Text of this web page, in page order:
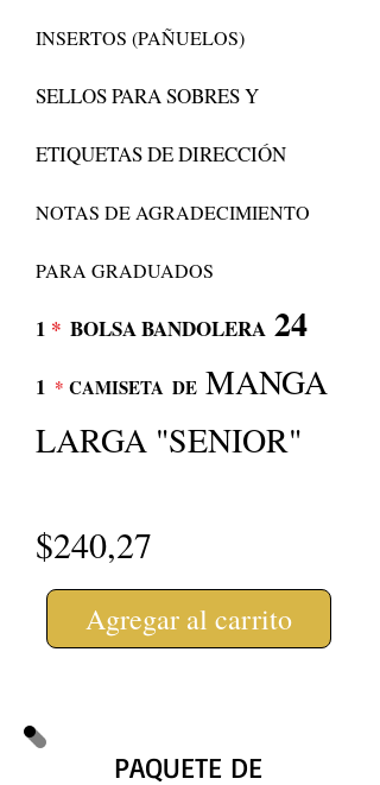
INSERTOS (PAÑUELOS)
SELLOS PARA SOBRES Y
ETIQUETAS DE DIRECCIÓN
NOTAS DE AGRADECIMIENTO
PARA GRADUADOS
1 * BOLSA BANDOLERA 24
1 * CAMISETA DE MANGA
LARGA "SENIOR"
$240,27
Agregar al carrito
PAQUETE DE